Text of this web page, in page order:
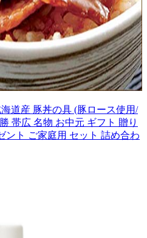
道産 豚丼の具 (豚ロース使用/
帯広 名物 お中元 ギフト 贈り
ント ご家庭用 セット 詰め合わ